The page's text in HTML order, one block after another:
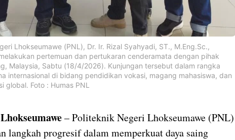
Lhokseumawe (PNL), Dr. Ir. Rizal Syahyadi, ST., M.Eng.Sc.,
pertemuan dan pertukaran cenderamata dengan pihak
Malaysia, Sabtu (18/4/2026). Kunjungan tersebut dalam rangka
internasional di bidang pendidikan vokasi, magang mahasiswa, dan
global. Foto : Humas PNL
– Politeknik Negeri Lhokseumawe (PNL)
langkah progresif dalam memperkuat daya saing